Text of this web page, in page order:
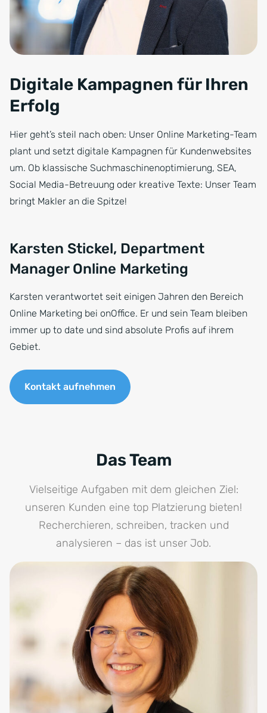
Digitale Kampagnen für Ihren
Erfolg
Hier geht’s steil nach oben: Unser Online Marketing-Team
plant und setzt digitale Kampagnen für Kundenwebsites
um. Ob klassische Suchmaschinenoptimierung, SEA,
Social Media-Betreuung oder kreative Texte: Unser Team
bringt Makler an die Spitze!
Karsten Stickel, Department
Manager Online Marketing
Karsten verantwortet seit einigen Jahren den Bereich
Online Marketing bei onOffice. Er und sein Team bleiben
immer up to date und sind absolute Profis auf ihrem
Gebiet.
Kontakt aufnehmen
Das Team
Vielseitige Aufgaben mit dem gleichen Ziel:
unseren Kunden eine top Platzierung bieten!
Recherchieren, schreiben, tracken und
analysieren – das ist unser Job.